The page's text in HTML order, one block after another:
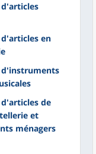
d'articles
d'articles en
d'instruments
d'articles de
et
ménagers